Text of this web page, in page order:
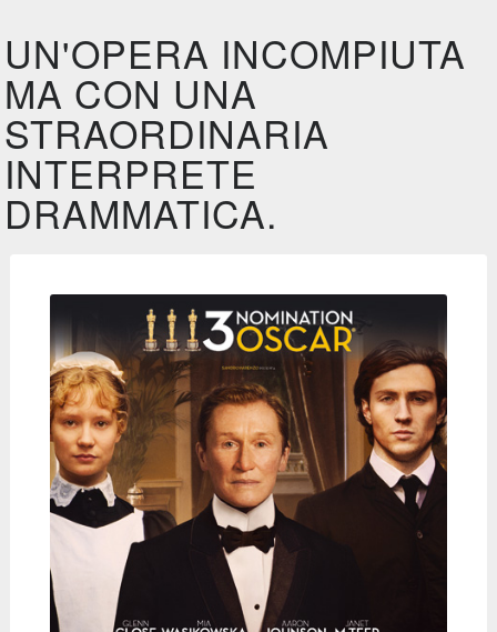
UN'OPERA INCOMPIUTA
MA CON UNA
STRAORDINARIA
INTERPRETE
DRAMMATICA.